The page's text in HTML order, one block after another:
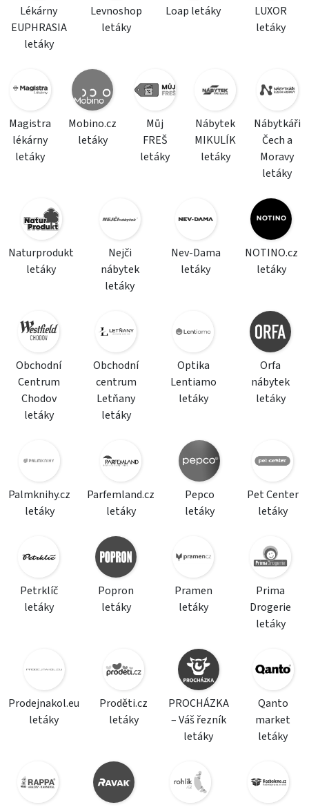
Lékárny
EUPHRASIA
letáky
Levnoshop
letáky
Loap letáky
LUXOR
letáky
Magistra
lékárny
letáky
Mobino.cz
letáky
Můj
FREŠ
letáky
Nábytek
MIKULÍK
letáky
Nábytkáři
Čech a
Moravy
letáky
Naturprodukt
letáky
Nejči
nábytek
letáky
Nev-Dama
letáky
NOTINO.cz
letáky
Obchodní
Centrum
Chodov
letáky
Obchodní
centrum
Letňany
letáky
Optika
Lentiamo
letáky
Orfa
nábytek
letáky
Palmknihy.cz
letáky
Parfemland.cz
letáky
Pepco
letáky
Pet Center
letáky
Petrklíč
letáky
Popron
letáky
Pramen
letáky
Prima
Drogerie
letáky
Prodejnakol.eu
letáky
Proděti.cz
letáky
PROCHÁZKA
– Váš řezník
letáky
Qanto
market
letáky